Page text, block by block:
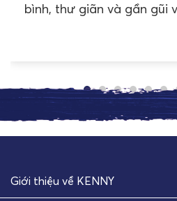
bình, thư giãn và gần gũi
Giới thiệu về KENNY